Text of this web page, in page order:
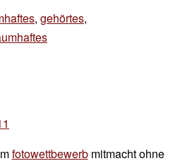
, gehörtes,
fotowettbewerbmitmacht ohne